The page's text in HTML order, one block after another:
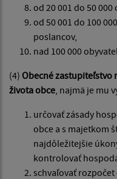
od 20 001 do 50 000
od 50 001 do 100
poslancov,
nad 100 000
(4) Obecné zastupiteľstvo
života obce , najmä je mu
určovať zásady
obce a s majetkom
najdôležitejšie
kontrolovať
schvaľovať